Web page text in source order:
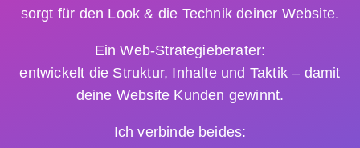
sorgt für den Look & die Technik deiner Website.
Ein Web-Strategieberater:
entwickelt die Struktur, Inhalte und Taktik – damit
deine Website Kunden gewinnt.
Ich verbinde beides: